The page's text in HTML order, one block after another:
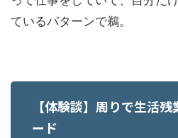
ているパターンで鵜。
【体験談】周りで生活
ード